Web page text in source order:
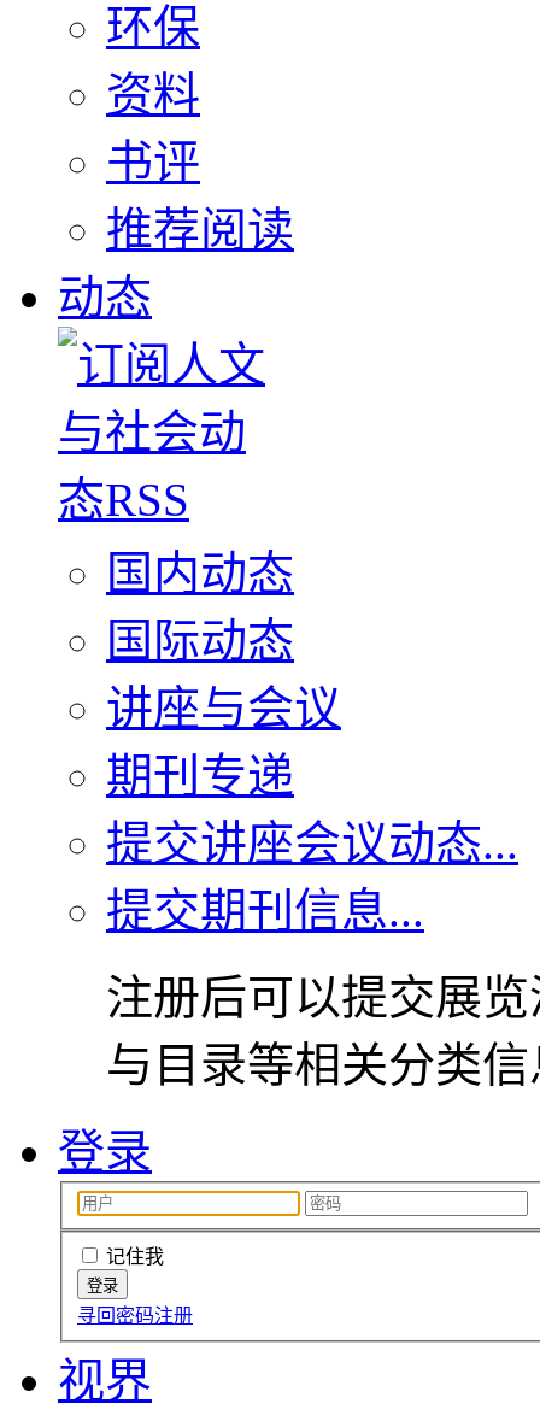
环保
资料
书评
推荐阅读
动态
国内动态
国际动态
讲座与会议
期刊专递
提交讲座会议动态...
提交期刊信息...
注册后可以提交展
与目录等相关分类
登录
记住我
寻回密码注册
视界